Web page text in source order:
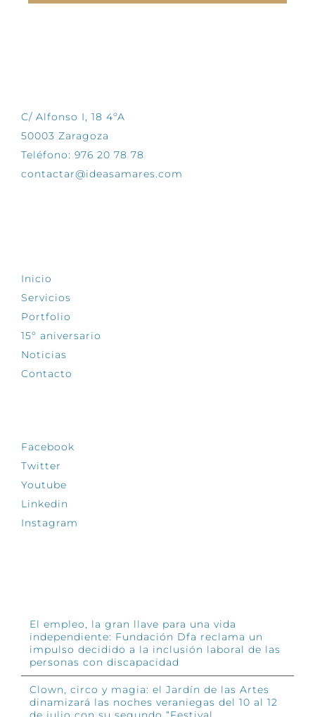
C/ Alfonso I, 18 4ºA
50003 Zaragoza
Teléfono: 976 20 78 78
contactar@ideasamares.com
Inicio
Servicios
Portfolio
15º aniversario
Noticias
Contacto
Facebook
Twitter
Youtube
Linkedin
Instagram
El empleo, la gran llave para una vida
independiente: Fundación Dfa reclama un
impulso decidido a la inclusión laboral de las
personas con discapacidad
Clown, circo y magia: el Jardín de las Artes
dinamizará las noches veraniegas del 10 al 12